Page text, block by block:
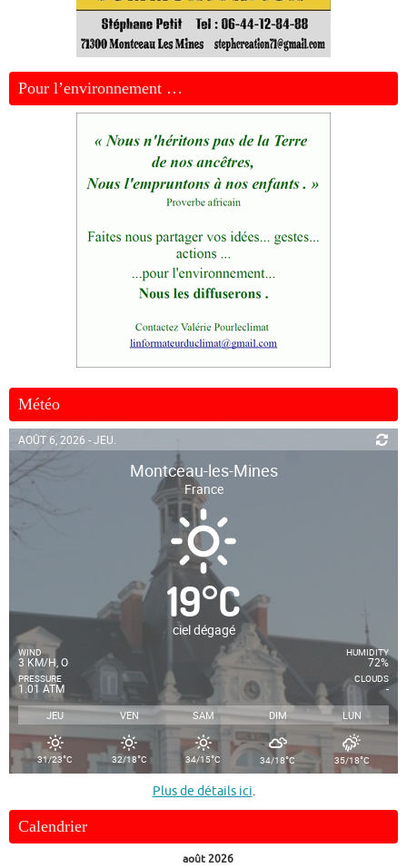
Pour l’environnement …
Météo
AOÛT 6, 2026 - JEU.
Montceau-les-Mines
France
19°C
ciel dégagé
WIND
3 KM/H, O
PRESSURE
1.01 ATM
HUMIDITY
72%
CLOUDS
-
JEU VEN SAM DIM LUN
31/23°C 32/18°C 34/15°C 34/18°C 35/18°C
Plus de détails ici.
Calendrier
août 2026